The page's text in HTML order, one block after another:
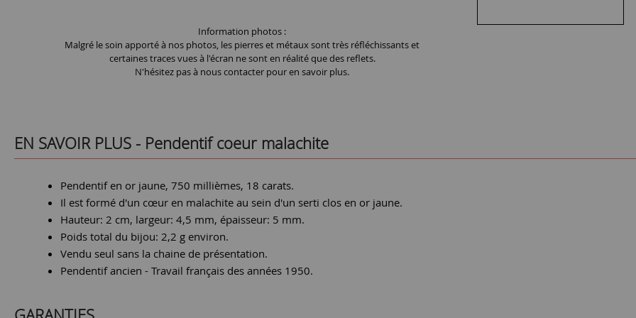
Information photos :
Malgré le soin apporté à nos photos, les pierres et métaux sont très réfléchissants et
certaines traces vues à l'écran ne sont en réalité que des reflets.
N'hésitez pas à nous contacter pour en savoir plus.
EN SAVOIR PLUS - Pendentif coeur malachite
Pendentif en or jaune, 750 millièmes, 18 carats.
Il est formé d'un cœur en malachite au sein d'un serti clos en or jaune.
Hauteur: 2 cm, largeur: 4,5 mm, épaisseur: 5 mm.
Poids total du bijou: 2,2 g environ.
Vendu seul sans la chaine de présentation.
Pendentif ancien - Travail français des années 1950.